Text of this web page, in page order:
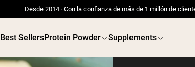
Desde 2014 · Con la confianza de más de 1 millón de
Best SellersProtein Powder Supplements